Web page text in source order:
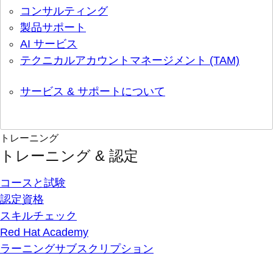
コンサルティング
製品サポート
AI サービス
テクニカルアカウントマネージメント (TAM)
サービス & サポートについて
トレーニング
トレーニング & 認定
コースと試験
認定資格
スキルチェック
Red Hat Academy
ラーニングサブスクリプション